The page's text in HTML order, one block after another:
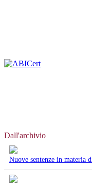
Dall'archivio
Nuove sentenze in materia